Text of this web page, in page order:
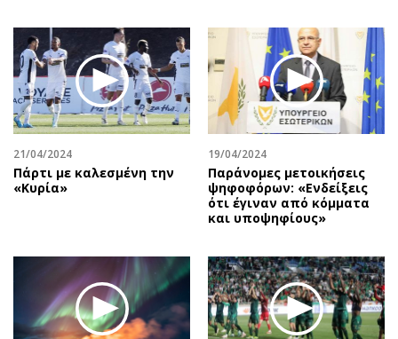
21/04/2024
Πάρτι με καλεσμένη την
«Κυρία»
19/04/2024
Παράνομες μετοικήσεις
ψηφοφόρων: «Ενδείξεις
ότι έγιναν από κόμματα
και υποψηφίους»